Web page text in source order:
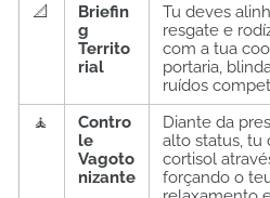
📐
Briefin
g
Territo
rial
Tu deves
resgate e
com a tua
portaria,
ruídos
🧘
Contro
le
Vagoto
nizante
Diante da
alto status, tu
cortisol
forçando o